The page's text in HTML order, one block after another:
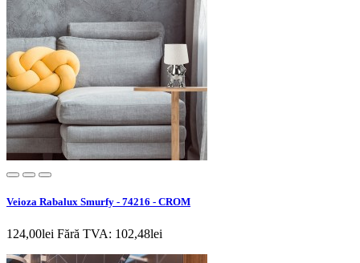
Veioza Rabalux Smurfy - 74216 - CROM
124,00lei Fără TVA: 102,48lei